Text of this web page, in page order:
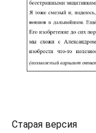
Старая версия